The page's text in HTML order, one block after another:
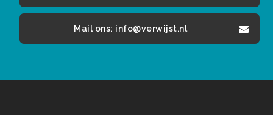
Mail ons: info@verwijst.nl